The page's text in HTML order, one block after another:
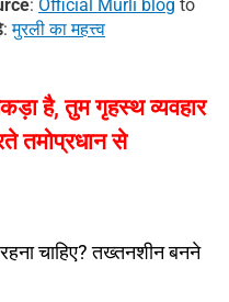
: Official Murli blog to
:मुरली का महत्त्व
है, तुम गृहस्थ व्यवहार
तमोप्रधान से
चाहिए? तख्तनशीन बनने